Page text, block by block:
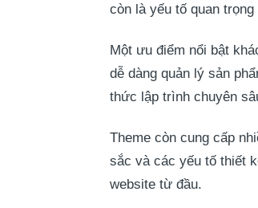
còn là yếu tố quan
Một ưu điểm nổi bật
dễ dàng quản lý sản
thức lập trình chuyên
Theme còn cung cấp
sắc và các yếu tố thiết
website từ đầu.